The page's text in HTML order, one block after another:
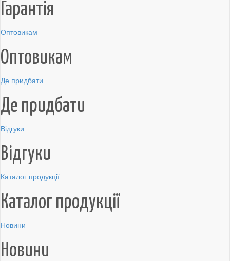
Гарантія
Оптовикам
Оптовикам
Де придбати
Де придбати
Відгуки
Відгуки
Каталог продукції
Каталог продукції
Новини
Новини